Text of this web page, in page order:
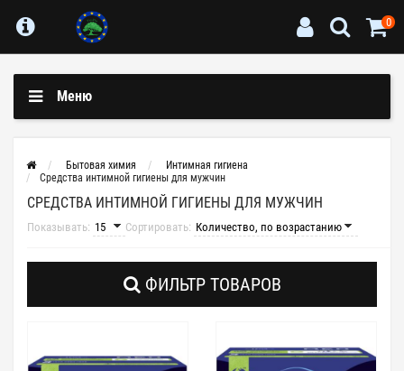
0
Меню
Бытовая химия
Интимная гигиена
Средства интимной гигиены для мужчин
СРЕДСТВА ИНТИМНОЙ ГИГИЕНЫ ДЛЯ МУЖЧИН
Показывать: Сортировать:
ФИЛЬТР ТОВАРОВ